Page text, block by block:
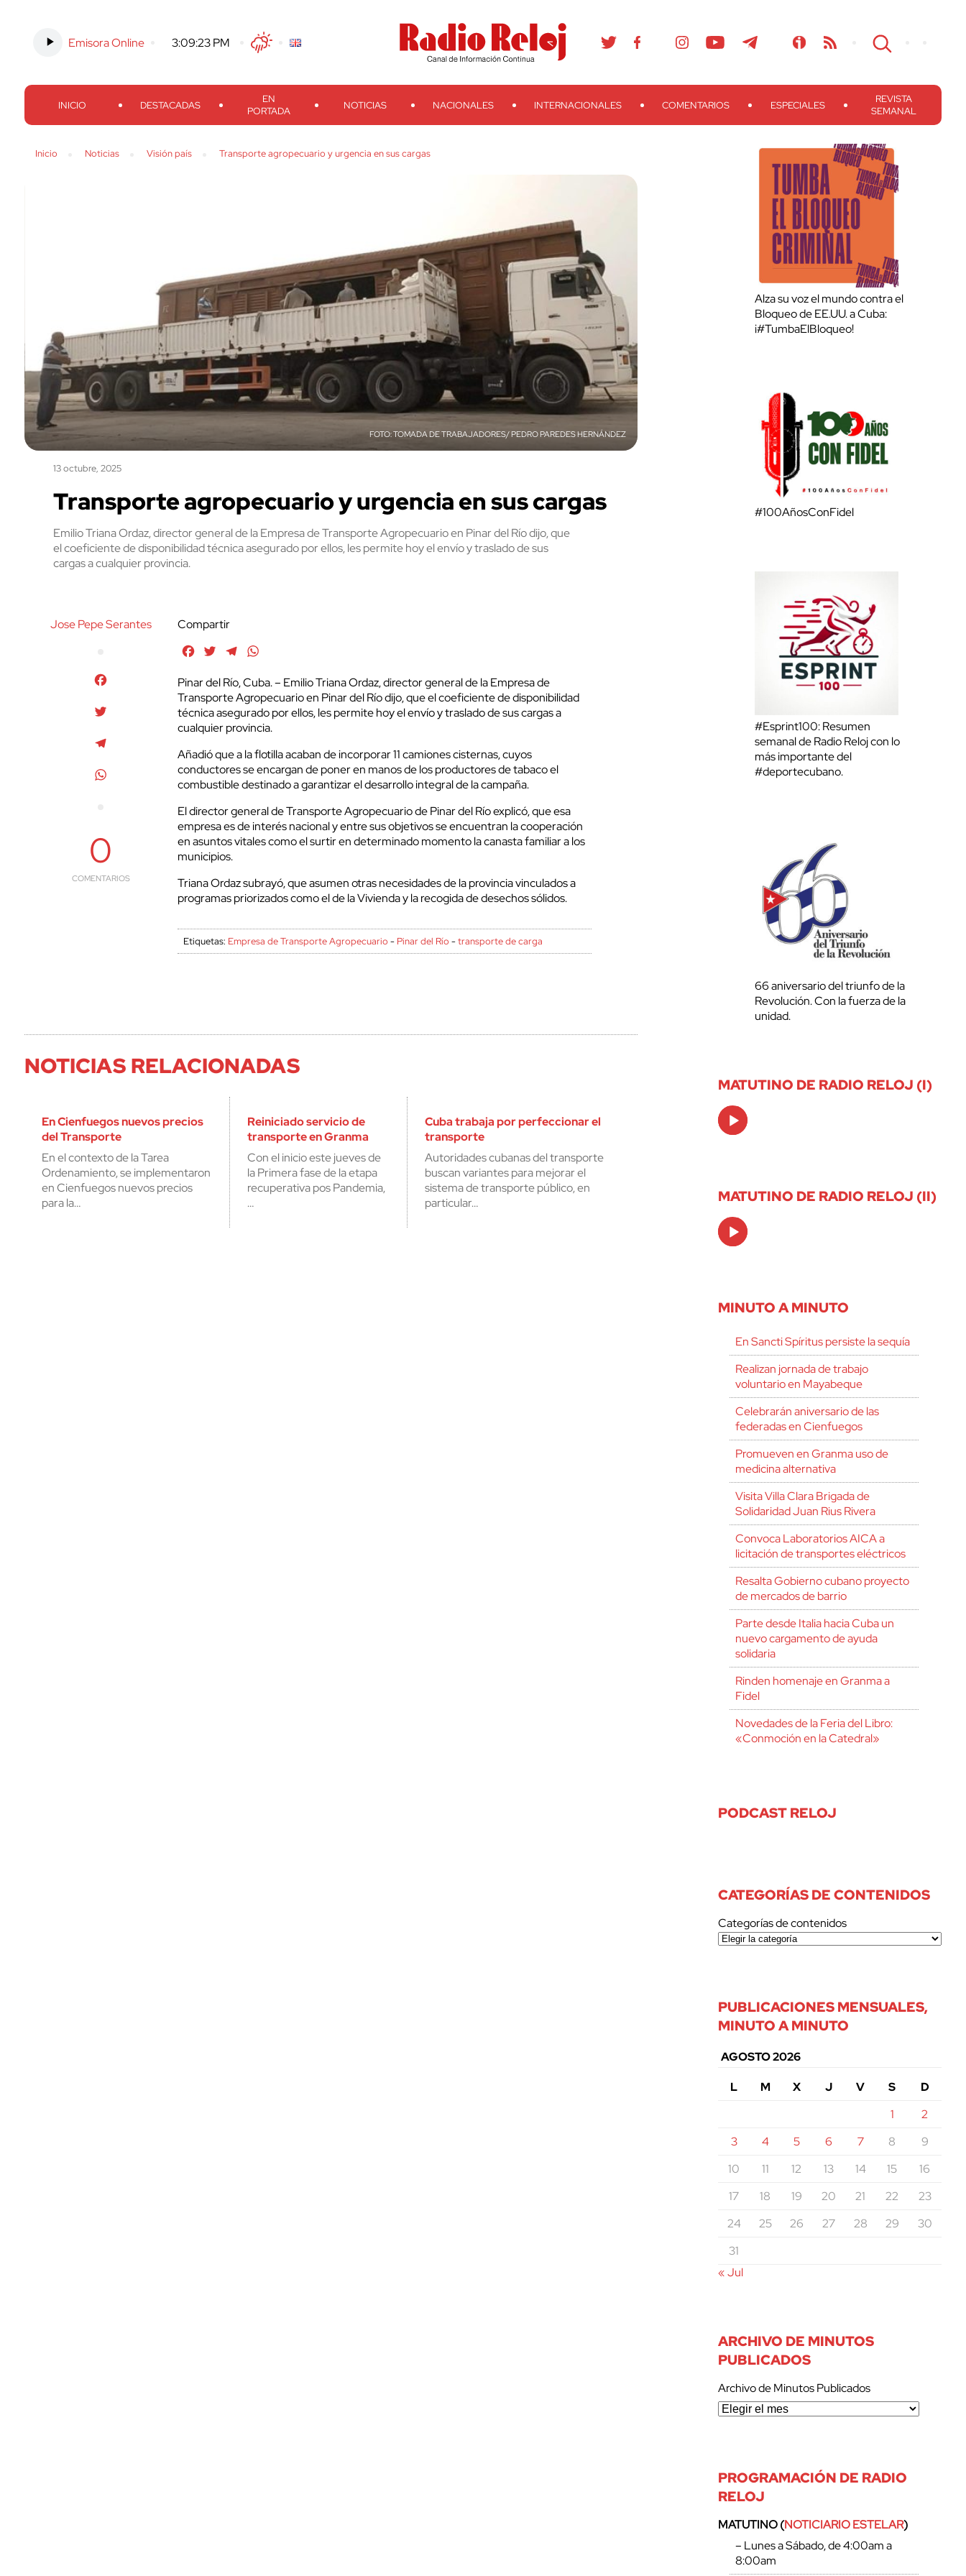
Emisora Online 3:09:24 PM TwitterFacebook
Threads
Instagram TelegramTeveo Ivoox RSS Search
INICIO DESTACADAS
EN
PORTADA
NOTICIAS NACIONALES INTERNACIONALES COMENTARIOS ESPECIALES
REVISTA
SEMANAL
Inicio Noticias Visión país Transporte agropecuario y urgencia en sus cargas
TOMADA DE TRABAJADORES/ PEDRO PAREDES HERNÁNDEZ
13 octubre, 2025
Transporte agropecuario y urgencia en sus cargas
Emilio Triana Ordaz, director general de la Empresa de Transporte Agropecuario en Pinar del Río dijo, que
el coeficiente de disponibilidad técnica asegurado por ellos, les permite hoy el envío y traslado de sus
cargas a cualquier provincia.
Jose Pepe Serantes
0
COMENTARIOS
Compartir
FacebookTwitterTelegram
Pinar del Río, Cuba. – Emilio Triana Ordaz, director general de la Empresa de
Transporte Agropecuario en Pinar del Río dijo, que el coeficiente de disponibilidad
técnica asegurado por ellos, les permite hoy el envío y traslado de sus cargas a
cualquier provincia.
Añadió que a la flotilla acaban de incorporar 11 camiones cisternas, cuyos
conductores se encargan de poner en manos de los productores de tabaco el
combustible destinado a garantizar el desarrollo integral de la campaña.
El director general de Transporte Agropecuario de Pinar del Río explicó, que esa
empresa es de interés nacional y entre sus objetivos se encuentran la cooperación
en asuntos vitales como el surtir en determinado momento la canasta familiar a los
municipios.
Triana Ordaz subrayó, que asumen otras necesidades de la provincia vinculados a
programas priorizados como el de la Vivienda y la recogida de desechos sólidos.
Etiquetas: Empresa de Transporte Agropecuario - Pinar del Río -transporte de carga
NOTICIAS RELACIONADAS
En Cienfuegos nuevos precios
del Transporte
En el contexto de la Tarea
Ordenamiento, se implementaron
en Cienfuegos nuevos precios
para la…
Reiniciado servicio de
transporte en Granma
Con el inicio este jueves de
la Primera fase de la etapa
recuperativa pos Pandemia,
…
Cuba trabaja por perfeccionar el
transporte
Autoridades cubanas del transporte
buscan variantes para mejorar el
sistema de transporte público, en
particular…
Alza su voz el mundo contra el
Bloqueo de EE.UU. a Cuba:
¡#TumbaElBloqueo!
#100AñosConFidel
#Esprint100: Resumen
semanal de Radio Reloj con lo
más importante del
#deportecubano.
66 aniversario del triunfo de la
Revolución. Con la fuerza de la
unidad.
MATUTINO DE RADIO RELOJ (I)
Audio
Player
MATUTINO DE RADIO RELOJ (II)
Audio
Player
MINUTO A MINUTO
En Sancti Spíritus persiste la sequía
Realizan jornada de trabajo
voluntario en Mayabeque
Celebrarán aniversario de las
federadas en Cienfuegos
Promueven en Granma uso de
medicina alternativa
Visita Villa Clara Brigada de
Solidaridad Juan Rius Rivera
Convoca Laboratorios AICA a
licitación de transportes eléctricos
Resalta Gobierno cubano proyecto
de mercados de barrio
Parte desde Italia hacia Cuba un
nuevo cargamento de ayuda
solidaria
Rinden homenaje en Granma a
Fidel
Novedades de la Feria del Libro:
«Conmoción en la Catedral»
PODCAST RELOJ
CATEGORÍAS DE CONTENIDOS
Categorías de contenidos
PUBLICACIONES MENSUALES,
MINUTO A MINUTO
AGOSTO 2026
L
M X J V S
D
1
2
3
4 5 6 7 8
9
10
11 12 13 14 15
16
17
18 19 20 21 22
23
24
25 26 27 28 29
30
31
« Jul
ARCHIVO DE MINUTOS
PUBLICADOS
Archivo de Minutos Publicados
PROGRAMACIÓN DE RADIO
RELOJ
MATUTINO (NOTICIARIO ESTELAR)
– Lunes a Sábado, de 4:00am a
8:00am